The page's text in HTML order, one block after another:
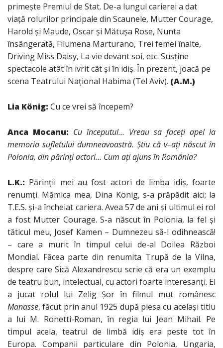
primeşte Premiul de Stat. De-a lungul carierei a dat
viaţă rolurilor principale din Scaunele, Mutter Courage,
Harold şi Maude, Oscar şi Mătuşa Rose, Nunta
însângerată, Filumena Marturano, Trei femei înalte,
Driving Miss Daisy, La vie devant soi, etc. Susţine
spectacole atât în ivrit cât şi în idiş. În prezent, joacă pe
scena Teatrului Naţional Habima (Tel Aviv). (A.M.)
Lia König: Cu ce vrei să începem?
Anca Mocanu: Cu începutul… Vreau sa faceţi apel la
memoria sufletului dumneavoastră. Ştiu că v–aţi născut în
Polonia, din părinţi actori… Cum aţi ajuns în România?
L.K.: Părinţii mei au fost actori de limba idiş, foarte
renumţi. Mămica mea, Dina König, s-a prăpădit aici; la
T.E.S. şi-a încheiat cariera. Avea 57 de ani şi ultimul ei rol
a fost Mutter Courage. S-a născut în Polonia, la fel şi
tăticul meu, Josef Kamen – Dumnezeu să-l odihnească!
– care a murit în timpul celui de-al Doilea Război
Mondial. Făcea parte din renumita Trupă de la Vilna,
despre care Sică Alexandrescu scrie că era un exemplu
de teatru bun, intelectual, cu actori foarte interesanţi. El
a jucat rolul lui Zelig Şor în filmul mut românesc
Manasse, făcut prin anul 1925 după piesa cu acelaşi titlu
a lui M. Ronetti-Roman, în regia lui Jean Mihail. Pe
timpul acela, teatrul de limbă idiş era peste tot în
Europa. Companii particulare din Polonia, Ungaria,